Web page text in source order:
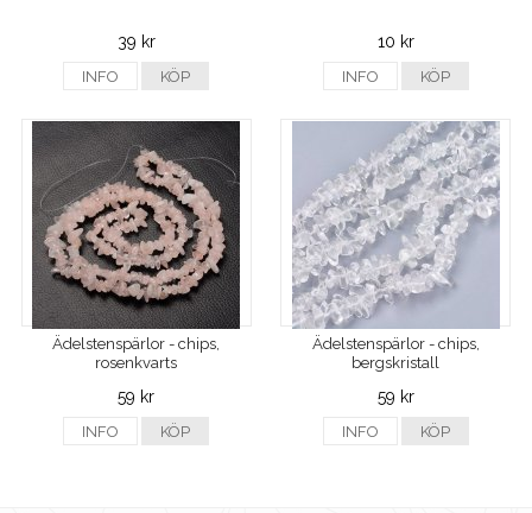
39 kr
INFO KÖP
10 kr
INFO KÖP
Ädelstenspärlor - chips,
rosenkvarts
59 kr
INFO KÖP
Ädelstenspärlor - chips,
bergskristall
59 kr
INFO KÖP